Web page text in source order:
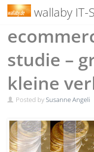
wallaby IT-
studie –
kleine
Posted bySusanne Angeli